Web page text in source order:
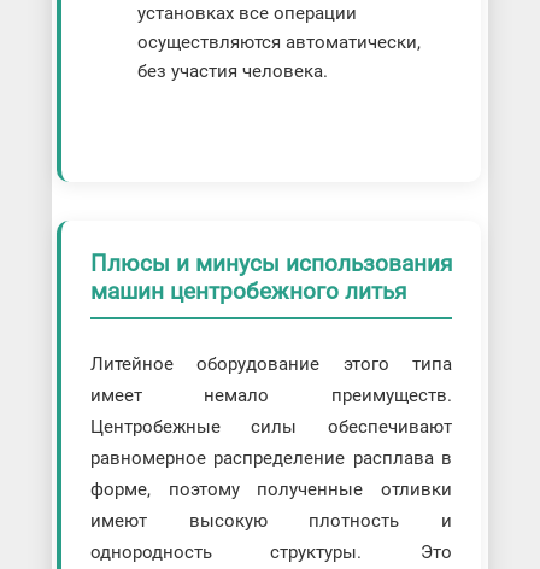
установках все операции
осуществляются автоматически,
без участия человека.
Плюсы и минусы использования
машин центробежного литья
Литейное оборудование этого типа
имеет немало преимуществ.
Центробежные силы обеспечивают
равномерное распределение расплава в
форме, поэтому полученные отливки
имеют высокую плотность и
однородность структуры. Это